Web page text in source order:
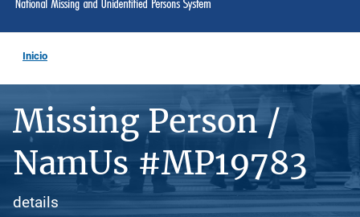
Inicio
Missing Person /
NamUs #MP19783
details